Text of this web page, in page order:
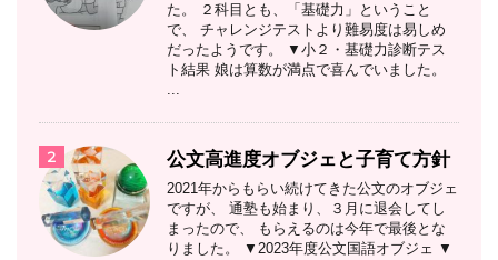
た。 ２科目とも、「基礎力」ということ
で、 チャレンジテストより難易度は易しめ
だったようです。 ▼小２・基礎力診断テス
ト結果 娘は算数が満点で喜んでいました。
...
2 公文高進度オブジェと子育て方針
2021年からもらい続けてきた公文のオブジェ
ですが、 通塾も始まり、３月に退会してし
まったので、 もらえるのは今年で最後とな
りました。 ▼2023年度公文国語オブジェ ▼